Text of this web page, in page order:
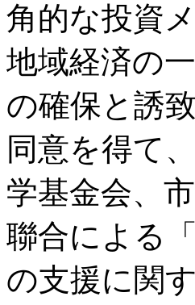
角的な投資
地域経済の
の確保と誘
同意を得て
学基金会、
聯合による
の支援に関